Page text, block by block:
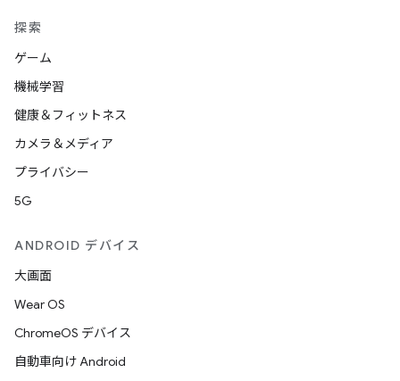
探索
ゲーム
機械学習
健康＆フィットネス
カメラ＆メディア
プライバシー
5G
ANDROID デバイス
大画面
Wear OS
ChromeOS デバイス
自動車向け Android